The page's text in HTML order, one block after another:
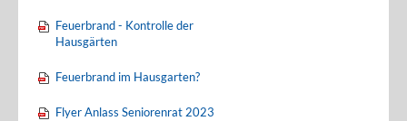
Feuerbrand - Kontrolle der
Hausgärten
Feuerbrand im Hausgarten?
Flyer Anlass Seniorenrat 2023